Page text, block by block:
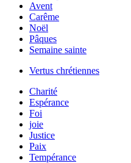
Avent
Carême
Noël
Pâques
Semaine sainte
Vertus chrétiennes
Charité
Espérance
Foi
joie
Justice
Paix
Tempérance